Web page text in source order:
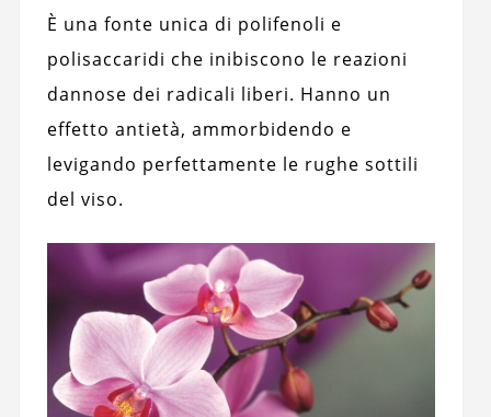
È una fonte unica di polifenoli e
polisaccaridi che inibiscono le reazioni
dannose dei radicali liberi. Hanno un
effetto antietà, ammorbidendo e
levigando perfettamente le rughe sottili
del viso.